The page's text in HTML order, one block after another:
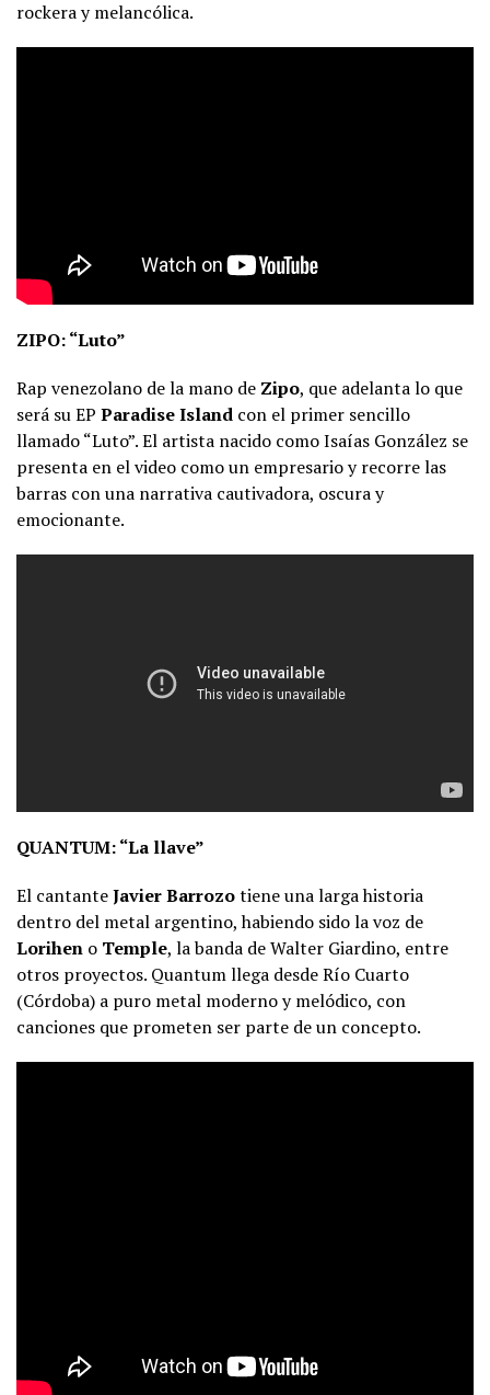
rockera y melancólica.
ZIPO: “Luto”
Rap venezolano de la mano de Zipo, que adelanta lo que
será su EP Paradise Island con el primer sencillo
llamado “Luto”. El artista nacido como Isaías González se
presenta en el video como un empresario y recorre las
barras con una narrativa cautivadora, oscura y
emocionante.
QUANTUM: “La llave”
El cantanteJavier Barrozotiene una larga historia
dentro del metal argentino, habiendo sido la voz de
Lorihen o Temple, la banda de Walter Giardino, entre
otros proyectos. Quantum llega desde Río Cuarto
(Córdoba) a puro metal moderno y melódico, con
canciones que prometen ser parte de un concepto.